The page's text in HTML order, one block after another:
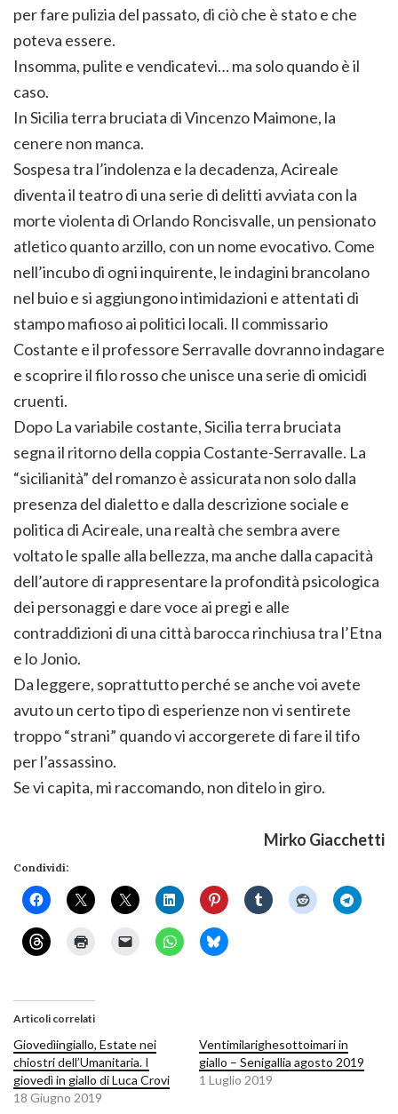
per fare pulizia del passato, di ciò che è stato e che
poteva essere.
Insomma, pulite e vendicatevi… ma solo quando è il
caso.
In Sicilia terra bruciata di Vincenzo Maimone, la
cenere non manca.
Sospesa tra l’indolenza e la decadenza, Acireale
diventa il teatro di una serie di delitti avviata con la
morte violenta di Orlando Roncisvalle, un pensionato
atletico quanto arzillo, con un nome evocativo. Come
nell’incubo di ogni inquirente, le indagini brancolano
nel buio e si aggiungono intimidazioni e attentati di
stampo mafioso ai politici locali. Il commissario
Costante e il professore Serravalle dovranno indagare
e scoprire il filo rosso che unisce una serie di omicidi
cruenti.
Dopo La variabile costante, Sicilia terra bruciata
segna il ritorno della coppia Costante-Serravalle. La
“sicilianità” del romanzo è assicurata non solo dalla
presenza del dialetto e dalla descrizione sociale e
politica di Acireale, una realtà che sembra avere
voltato le spalle alla bellezza, ma anche dalla capacità
dell’autore di rappresentare la profondità psicologica
dei personaggi e dare voce ai pregi e alle
contraddizioni di una città barocca rinchiusa tra l’Etna
e lo Jonio.
Da leggere, soprattutto perché se anche voi avete
avuto un certo tipo di esperienze non vi sentirete
troppo “strani” quando vi accorgerete di fare il tifo
per l’assassino.
Se vi capita, mi raccomando, non ditelo in giro.
Mirko Giacchetti
Condividi:
Articoli correlati
Giovedìingiallo, Estate nei
chiostri dell’Umanitaria. I
giovedì in giallo di Luca Crovi
18 Giugno 2019
Ventimilarighesottoimari in
giallo – Senigallia agosto 2019
1 Luglio 2019